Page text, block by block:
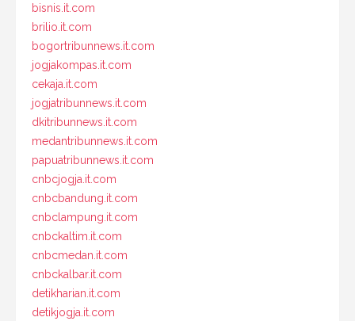
bisnis.it.com
brilio.it.com
bogortribunnews.it.com
jogjakompas.it.com
cekaja.it.com
jogjatribunnews.it.com
dkitribunnews.it.com
medantribunnews.it.com
papuatribunnews.it.com
cnbcjogja.it.com
cnbcbandung.it.com
cnbclampung.it.com
cnbckaltim.it.com
cnbcmedan.it.com
cnbckalbar.it.com
detikharian.it.com
detikjogja.it.com